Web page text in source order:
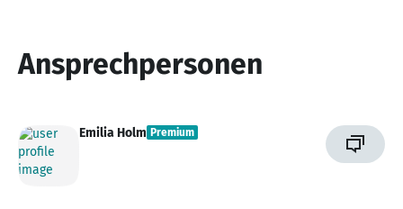
Ansprechpersonen
Emilia Holm Premium